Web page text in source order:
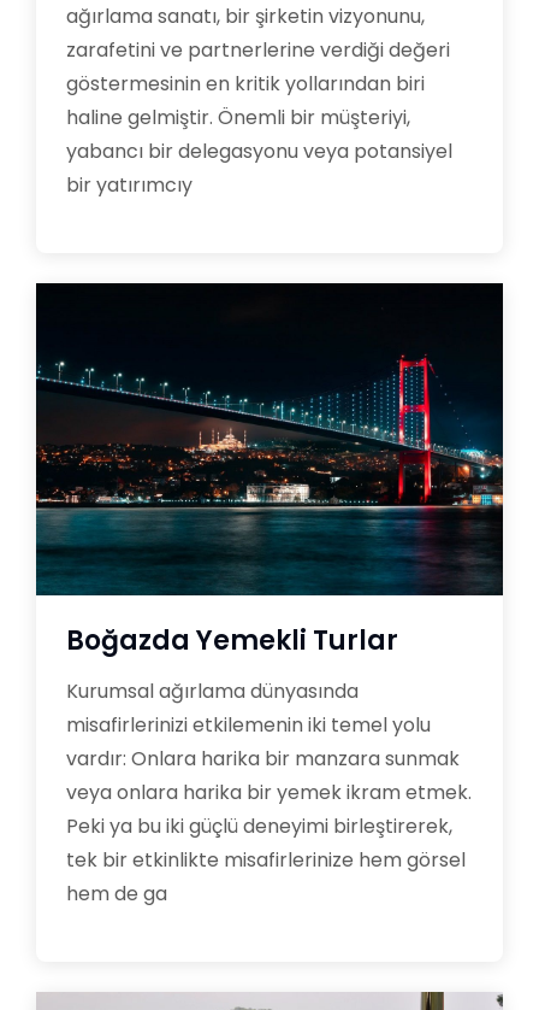
ağırlama sanatı, bir şirketin vizyonunu,
zarafetini ve partnerlerine verdiği değeri
göstermesinin en kritik yollarından biri
haline gelmiştir. Önemli bir müşteriyi,
yabancı bir delegasyonu veya potansiyel
bir yatırımcıy
Boğazda Yemekli Turlar
Kurumsal ağırlama dünyasında
misafirlerinizi etkilemenin iki temel yolu
vardır: Onlara harika bir manzara sunmak
veya onlara harika bir yemek ikram etmek.
Peki ya bu iki güçlü deneyimi birleştirerek,
tek bir etkinlikte misafirlerinize hem görsel
hem de ga